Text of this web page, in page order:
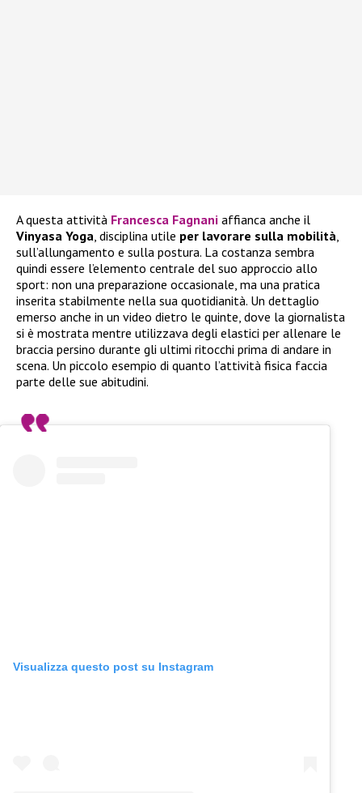
A questa attività Francesca Fagnani affianca anche il
Vinyasa Yoga , disciplina utile per lavorare sulla mobilità
sull’allungamento e sulla postura. La costanza sembra
quindi essere l’elemento centrale del suo approccio allo
sport: non una preparazione occasionale, ma una pratica
inserita stabilmente nella sua quotidianità. Un dettaglio
emerso anche in un video dietro le quinte, dove la giornalista
si è mostrata mentre utilizzava degli elastici per allenare le
braccia persino durante gli ultimi ritocchi prima di andare in
scena. Un piccolo esempio di quanto l’attività fisica faccia
parte delle sue abitudini.
Visualizza questo post su Instagram